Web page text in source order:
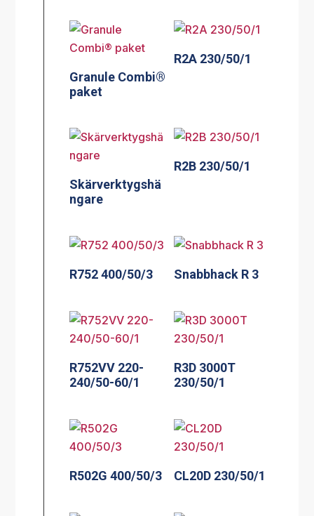
Granule Combi®
paket
R2A 230/50/1
Skärverktygshä
ngare
R2B 230/50/1
R752 400/50/3 Snabbhack R 3
R752VV 220-
240/50-60/1
R3D 3000T
230/50/1
R502G 400/50/3 CL20D 230/50/1